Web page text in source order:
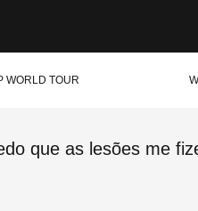
WORLD TOUR
que as lesões me